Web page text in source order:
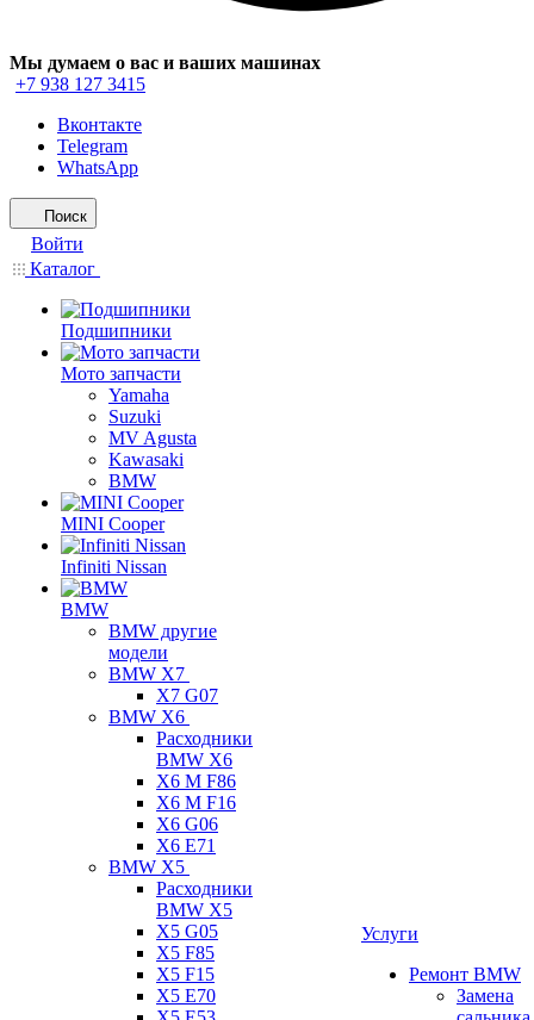
Мы думаем о вас и ваших машинах
+7 938 127 3415
Вконтакте
Telegram
WhatsApp
Поиск
Войти
Каталог
Подшипники
Мото запчасти
Yamaha
Suzuki
MV Agusta
Kawasaki
BMW
MINI Cooper
Infiniti Nissan
BMW
BMW другие
модели
BMW X7
X7 G07
BMW X6
Расходники
BMW X6
X6 M F86
X6 M F16
X6 G06
X6 E71
BMW X5
Расходники
BMW X5
X5 G05
X5 F85
X5 F15
X5 E70
Услуги
Ремонт BMW
Замена